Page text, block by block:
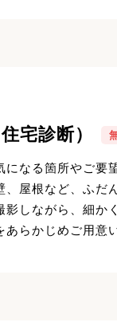
宅診断）
なる箇所やご要
、屋根など、ふだ
しながら、細か
あらかじめご用意